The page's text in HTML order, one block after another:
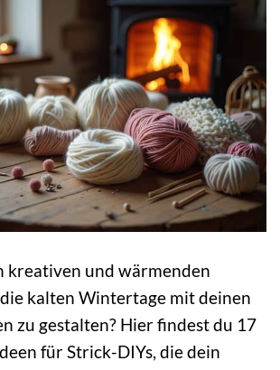
kreativen und wärmenden
kalten Wintertage mit deinen
zu gestalten? Hier findest du 17
für Strick-DIYs, die dein